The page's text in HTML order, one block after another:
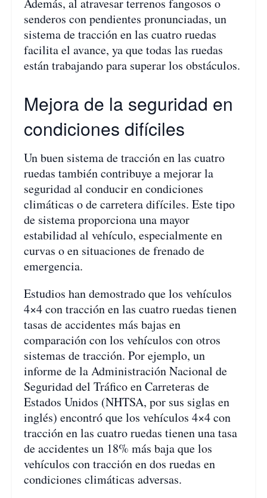
Además, al atravesar terrenos fangosos o
senderos con pendientes pronunciadas, un
sistema de tracción en las cuatro ruedas
facilita el avance, ya que todas las ruedas
están trabajando para superar los obstáculos.
Mejora de la seguridad en
condiciones difíciles
Un buen sistema de tracción en las cuatro
ruedas también contribuye a mejorar la
seguridad al conducir en condiciones
climáticas o de carretera difíciles. Este tipo
de sistema proporciona una mayor
estabilidad al vehículo, especialmente en
curvas o en situaciones de frenado de
emergencia.
Estudios han demostrado que los vehículos
4×4 con tracción en las cuatro ruedas tienen
tasas de accidentes más bajas en
comparación con los vehículos con otros
sistemas de tracción. Por ejemplo, un
informe de la Administración Nacional de
Seguridad del Tráfico en Carreteras de
Estados Unidos (NHTSA, por sus siglas en
inglés) encontró que los vehículos 4×4 con
tracción en las cuatro ruedas tienen una tasa
de accidentes un 18% más baja que los
vehículos con tracción en dos ruedas en
condiciones climáticas adversas.